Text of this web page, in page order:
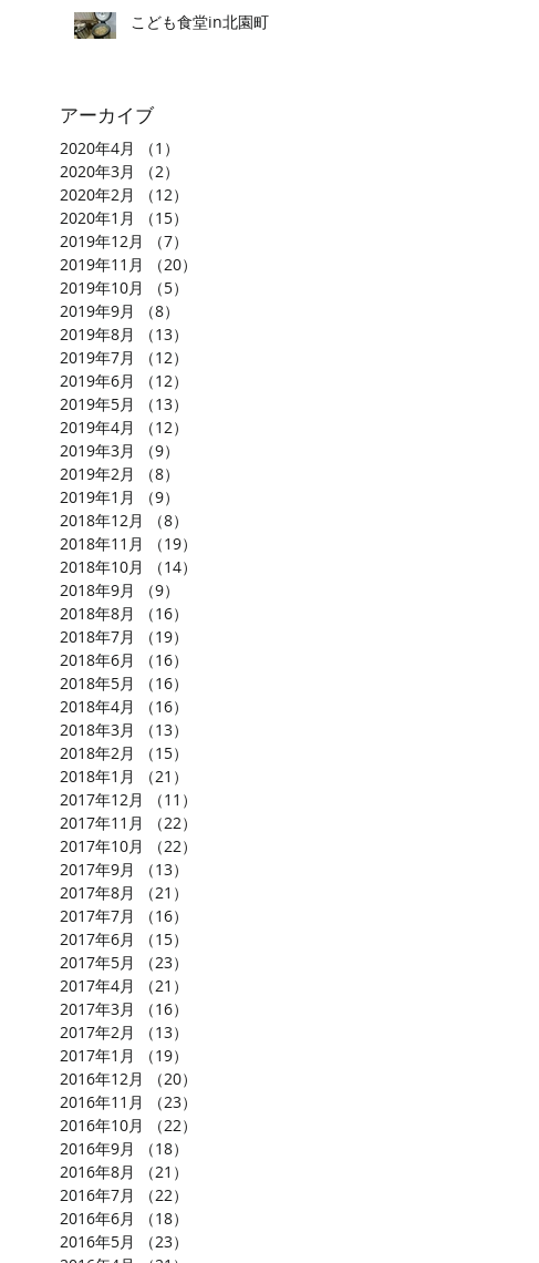
こども食堂in北園町
アーカイブ
2020年4月 （1）
2020年3月
（2）
2020年2月
（12）
2020年1月
（15）
2019年12月
（7）
2019年11月
（20）
2019年10月
（5）
2019年9月
（8）
2019年8月
（13）
2019年7月
（12）
2019年6月
（12）
2019年5月
（13）
2019年4月
（12）
2019年3月
（9）
2019年2月
（8）
2019年1月
（9）
2018年12月
（8）
2018年11月
（19）
2018年10月
（14）
2018年9月
（9）
2018年8月
（16）
2018年7月
（19）
2018年6月
（16）
2018年5月
（16）
2018年4月
（16）
2018年3月
（13）
2018年2月
（15）
2018年1月
（21）
2017年12月
（11）
2017年11月
（22）
2017年10月
（22）
2017年9月
（13）
2017年8月
（21）
2017年7月
（16）
2017年6月
（15）
2017年5月
（23）
2017年4月
（21）
2017年3月
（16）
2017年2月
（13）
2017年1月
（19）
2016年12月
（20）
2016年11月
（23）
2016年10月
（22）
2016年9月
（18）
2016年8月
（21）
2016年7月
（22）
2016年6月
（18）
2016年5月
（23）